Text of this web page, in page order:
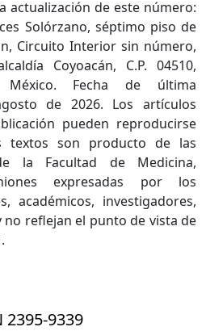
actualización de este número:
Solórzano, séptimo piso de
Circuito Interior sin número,
Coyoacán, C.P. 04510,
Fecha de última
de 2026. Los artículos
pueden reproducirse
textos son producto de las
la Facultad de Medicina,
expresadas por los
académicos, investigadores,
reflejan el punto de vista de
2395-9339